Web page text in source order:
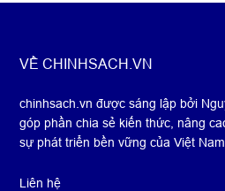
Footer
VỀ CHINHSACH.VN
chinhsach.vn được sáng lập bởi
góp phần chia sẻ kiến thức, nâng
sự phát triển bền vững của Việt
Liên hệ